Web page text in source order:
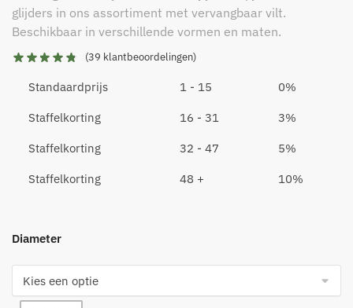
glijders in ons assortiment met vervangbaar vilt.
Beschikbaar in verschillende vormen en maten.
(39 klantbeoordelingen)
Standaardprijs 1 - 15 0%
Staffelkorting 16 - 31 3%
Staffelkorting 32 - 47 5%
Staffelkorting 48 + 10%
Diameter